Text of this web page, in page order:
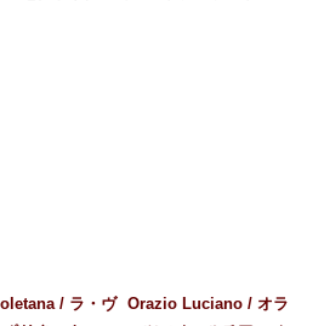
/ ラ・ヴ Orazio Luciano / オラ